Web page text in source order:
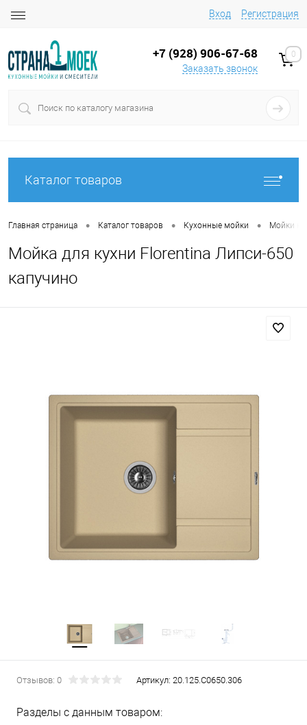
Вход Регистрация
+7 (928) 906-67-68
Заказать звонок
0
Каталог товаров
Главная страница • Каталог товаров • Кухонные мойки • Мойки на
Мойка для кухни Florentina Липси-650
капучино
Отзывов: 0 Артикул: 20.125.C0650.306
Разделы с данным товаром: